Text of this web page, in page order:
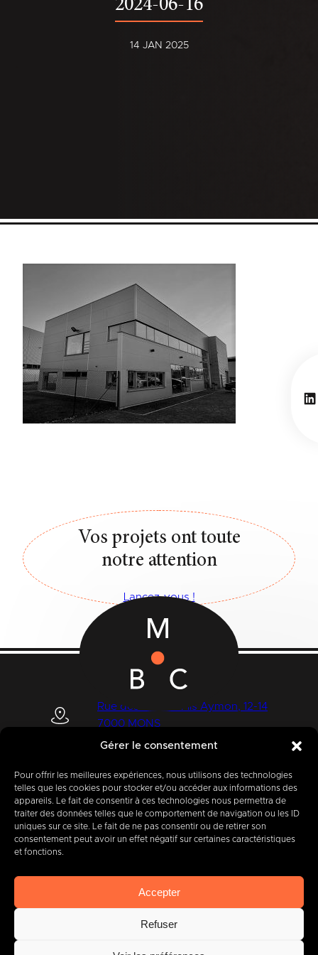
Gérer le consentement
Pour offrir les meilleures expériences, nous utilisons des technologies
telles que les cookies pour stocker et/ou accéder aux informations des
appareils. Le fait de consentir à ces technologies nous permettra de
traiter des données telles que le comportement de navigation ou les ID
uniques sur ce site. Le fait de ne pas consentir ou de retirer son
consentement peut avoir un effet négatif sur certaines caractéristiques
et fonctions.
Accepter
Refuser
2024-06-16
14 JAN 2025
Vos projets ont toute
notre attention
Lancez-vous !
Rue des Quatre Fils Aymon, 12-14
7000 MONS
+32 (0) 65 39 95 70
Aujourd’hui, partenaire